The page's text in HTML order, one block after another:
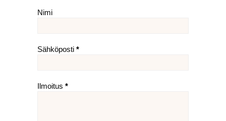
Nimi
Sähköposti *
Ilmoitus *